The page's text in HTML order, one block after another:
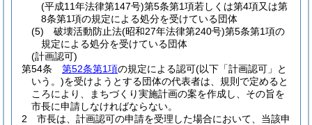
(平成11年法律第147号)第5条第1項若しくは第4項又は第
8条第1項の規定による処分を受けている団体
(5)
破壊活動防止法(昭和27年法律第240号)第5条第1項の
規定による処分を受けている団体
(計画認可)
第54条
第52条第1項の規定による認可(以下「計画認可」と
いう。)を受けようとする団体の代表者は、規則で定めると
ころにより、まちづくり実施計画の案を作成し、その旨を
市長に申請しなければならない。
2
市長は、計画認可の申請を受理した場合において、当該申